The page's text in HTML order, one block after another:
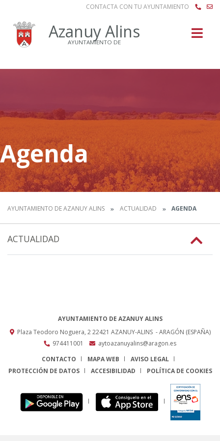
CONTACTA CON TU AYUNTAMIENTO
Azanuy Alins
AYUNTAMIENTO DE
Agenda
AYUNTAMIENTO DE AZANUY ALINS ACTUALIDAD AGENDA
ACTUALIDAD
AYUNTAMIENTO DE AZANUY ALINS
Plaza Teodoro Noguera, 222421 AZANUY-ALINS - ARAGÓN (ESPAÑA)
974411001
aytoazanuyalins@aragon.es
CONTACTO
MAPA WEB
AVISO LEGAL
PROTECCIÓN DE DATOS
ACCESIBILIDAD POLÍTICA DE COOKIES